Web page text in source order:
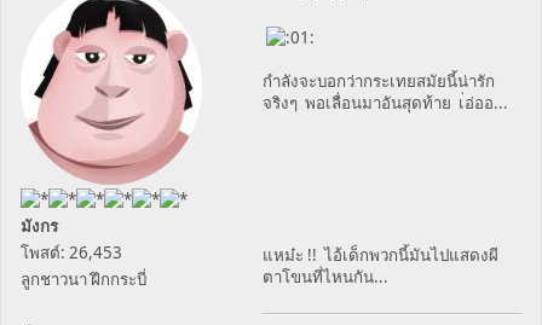
มังกร
โพสต์: 26,453
ลูกชาวนา ฝึกกระบี่
กำลังจะบอกว่ากระเทยสมัยนี้น่ารัก
จริงๆ พอเลื่อนมาอันสุดท้าย เ่อ่ออ...
แหม๋ะ !! ไอ้เด็กพวกนี้มันไปแสดงผี
ตาโขนที่ไหนกัน...